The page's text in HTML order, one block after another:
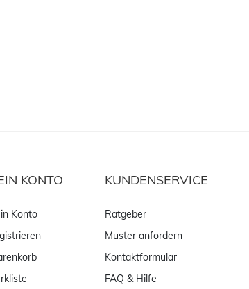
KONTO
Konto
KUNDENSERVICE
Ratgeber
Muster anfordern
Kontaktformular
FAQ & Hilfe